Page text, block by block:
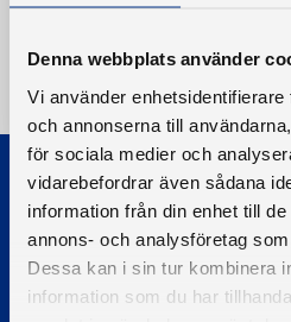
Denna webbplats använder
Vi använder
och annonserna till
för sociala medier och
vidarebefordrar även sådana
information från din enhet till
annons- och analysföretag
Dessa kan i sin tur kombinera
information som du har
© 2026 - Svenska Båtunionen